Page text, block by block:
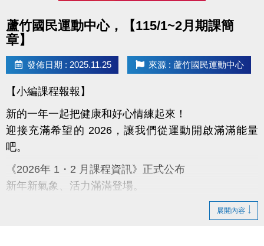
蘆竹國民運動中心，【115/1~2月期課簡
章】
發佈日期 : 2025.11.25 來源 : 蘆竹國民運動中心
【小編課程報報】
新的一年一起把健康和好心情練起來！
迎接充滿希望的 2026，讓我們從運動開啟滿滿能量
吧。
《2026年 1・2 月課程資訊》正式公布
新年新氣象、活力滿滿登場。
蘆寶與薇薇陪你迎向嶄新的一年，一起動出幸福與好
展開內容